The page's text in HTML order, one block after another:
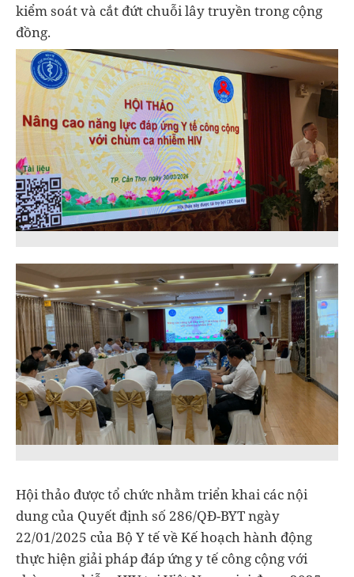
kiểm soát và cắt đứt chuỗi lây truyền trong cộng
đồng.
Hội thảo được tổ chức nhằm triển khai các nội
dung của Quyết định số 286/QĐ-BYT ngày
22/01/2025 của Bộ Y tế về Kế hoạch hành động
thực hiện giải pháp đáp ứng y tế công cộng với